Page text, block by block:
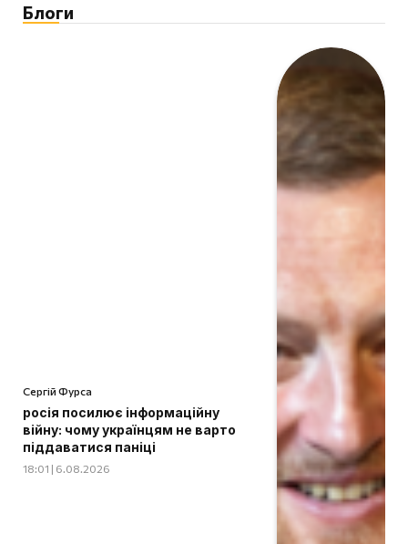
Блоги
Сергій Фурса
росія посилює інформаційну
війну: чому українцям не варто
піддаватися паніці
18:01 | 6.08.2026